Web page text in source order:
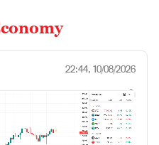
22:44, 10/08/2026